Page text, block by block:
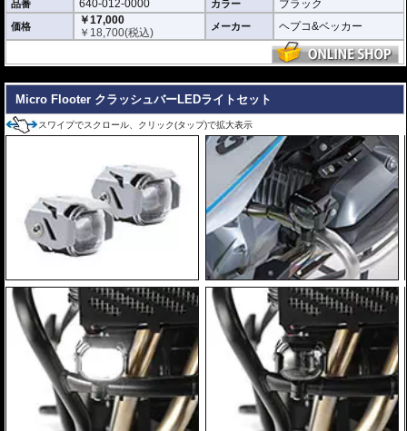
品番 640-012-0000 カラー ブラック
価格
￥17,000
￥ 18,700(税込) メーカー ヘプコ&ベッカー
Micro Flooter クラッシュバーLEDライトセット
スワイプでスクロール、クリック(タップ)で拡大表示